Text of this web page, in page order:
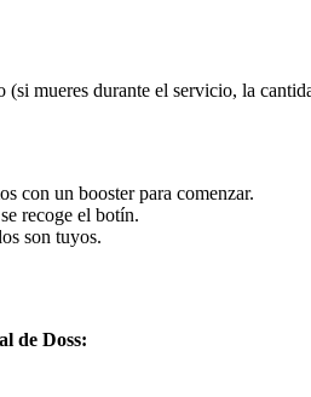
mueres durante el servicio, la
con un booster para comenzar.
recoge el botín.
son tuyos.
de Doss: